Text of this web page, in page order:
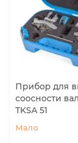
Ролики и
Магниты
Компоненты
Прибор для
соосности
TKSA 51
Мало